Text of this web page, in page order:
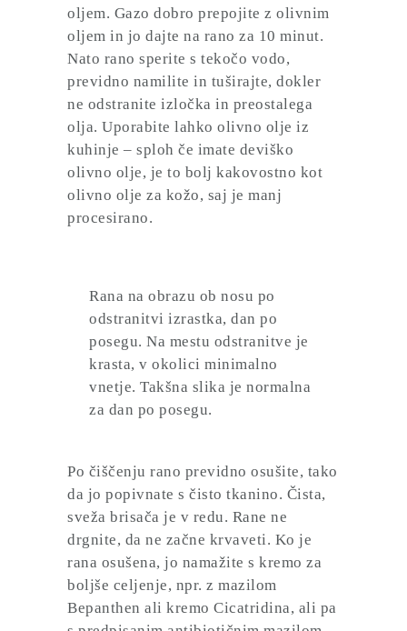
oljem. Gazo dobro prepojite z olivnim
oljem in jo dajte na rano za 10 minut.
Nato rano sperite s tekočo vodo,
previdno namilite in tuširajte, dokler
ne odstranite izločka in preostalega
olja. Uporabite lahko olivno olje iz
kuhinje – sploh če imate deviško
olivno olje, je to bolj kakovostno kot
olivno olje za kožo, saj je manj
procesirano.
Rana na obrazu ob nosu po
odstranitvi izrastka, dan po
posegu. Na mestu odstranitve je
krasta, v okolici minimalno
vnetje. Takšna slika je normalna
za dan po posegu.
Po čiščenju rano previdno osušite, tako
da jo popivnate s čisto tkanino. Čista,
sveža brisača je v redu. Rane ne
drgnite, da ne začne krvaveti. Ko je
rana osušena, jo namažite s kremo za
boljše celjenje, npr. z mazilom
Bepanthen ali kremo Cicatridina, ali pa